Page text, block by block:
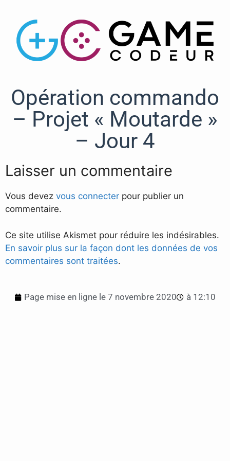
Opération commando
– Projet « Moutarde »
– Jour 4
Laisser un commentaire
Vous devez vous connecter pour publier un
commentaire.
Ce site utilise Akismet pour réduire les indésirables.
En savoir plus sur la façon dont les données de vos
commentaires sont traitées.
Page mise en ligne le 7 novembre 2020 à 12:10